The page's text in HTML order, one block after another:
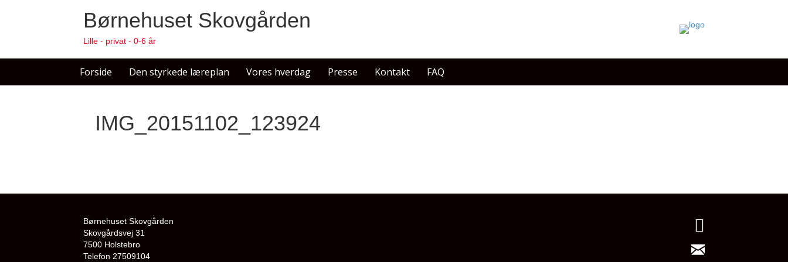
Børnehuset Skovgården
Lille - privat - 0-6 år
Forside Den styrkede læreplan Vores hverdag Presse Kontakt FAQ
IMG_20151102_123924
Børnehuset Skovgården
Skovgårdsvej 31
7500 Holstebro
Telefon 27509104